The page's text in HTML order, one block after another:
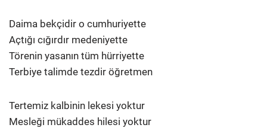
Daima bekçidir o cumhuriyette
Açtığı cığırdır medeniyette
Törenin yasanın tüm hürriyette
Terbiye talimde tezdir öğretmen
Tertemiz kalbinin lekesi yoktur
Mesleği mükaddes hilesi yoktur